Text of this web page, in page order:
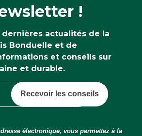
!
dernières actualités de la
Bonduelle et de
et conseils sur
et durable.
Recevoir les conseils
électronique, vous permettez à la